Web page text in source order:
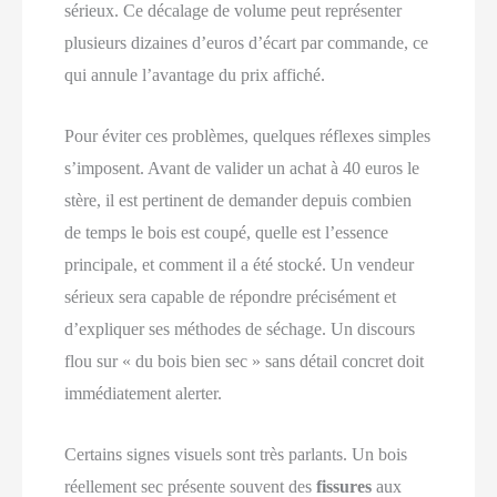
sérieux. Ce décalage de volume peut représenter
plusieurs dizaines d’euros d’écart par commande, ce
qui annule l’avantage du prix affiché.
Pour éviter ces problèmes, quelques réflexes simples
s’imposent. Avant de valider un achat à 40 euros le
stère, il est pertinent de demander depuis combien
de temps le bois est coupé, quelle est l’essence
principale, et comment il a été stocké. Un vendeur
sérieux sera capable de répondre précisément et
d’expliquer ses méthodes de séchage. Un discours
flou sur « du bois bien sec » sans détail concret doit
immédiatement alerter.
Certains signes visuels sont très parlants. Un bois
réellement sec présente souvent desfissures aux